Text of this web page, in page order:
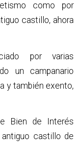
como por
castillo, ahora
por varias
un campanario
y también exento,
Bien de Interés
castillo de